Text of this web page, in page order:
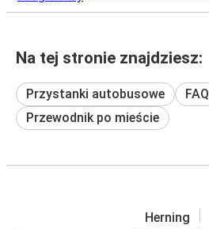
Na tej stronie znajdziesz:
Przystanki autobusowe
FAQ
Przewodnik po mieście
Herning